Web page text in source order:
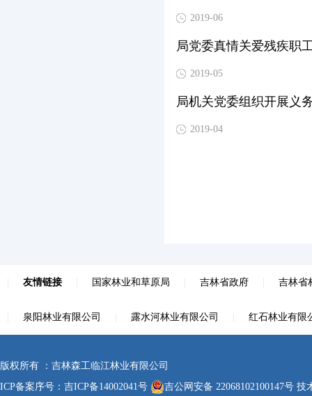
2019-06
局党委真情关爱残疾职
2019-05
局机关党委组织开展义
2019-04
友情链接 国家林业和草原局 吉林省政府 吉林省
泉阳林业有限公司 露水河林业有限公司 红石林业有限
版权所有 ：吉林森工临江林业有限公司
ICP备案序号： 吉ICP备14002041号 吉公网安备 22068102100147号 技